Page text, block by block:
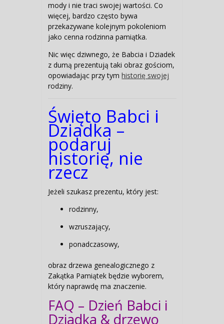
mody i nie traci swojej wartości. Co
więcej, bardzo często bywa
przekazywane kolejnym pokoleniom
jako cenna rodzinna pamiątka.
Nic więc dziwnego, że Babcia i Dziadek
z dumą prezentują taki obraz gościom,
opowiadając przy tymhistorię swojej
rodziny.
Święto Babci i
Dziadka –
podaruj
historię, nie
rzecz
Jeżeli szukasz prezentu, który jest:
rodzinny,
wzruszający,
ponadczasowy,
obraz drzewa genealogicznego z
Zakątka Pamiątek będzie wyborem,
który naprawdę ma znaczenie.
FAQ – Dzień Babci i
Dziadka & drzewo